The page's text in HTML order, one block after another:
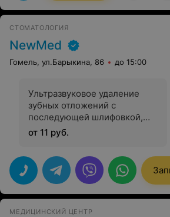
СТОМАТОЛОГИЯ
NewMed
Гомель, ул.Барыкина, 86 до 15:00
Ультразвуковое удаление
зубных отложений с
последующей шлифовкой,
полировкой + фторлак (1 зуб)
от 11 руб.
МЕДИЦИНСКИЙ ЦЕНТР